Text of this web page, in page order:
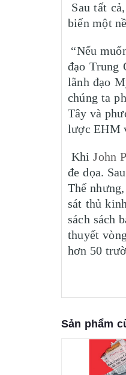
Sau tất cả,
biến một
“Nếu
đạo Trung
lãnh đạo
chúng ta
Tây và
lược EHM
KhiJohn
đe dọa.
Thế
sát thủ
sách sách
thuyết
hơn 50
Sản phẩm